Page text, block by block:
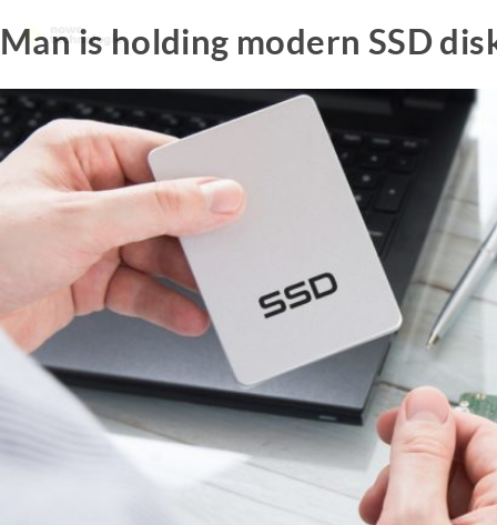
Man is holding modern SSD